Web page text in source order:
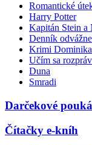
Romantické
Harry Potter
Kapitán Stein a
Denník
Krimi
Učím sa
Duna
Smradi
Darčekové
Čítačky e-kníh